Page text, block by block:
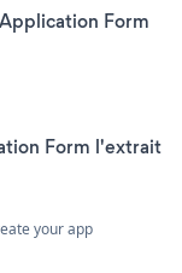
Form
Form l'extrait
your app